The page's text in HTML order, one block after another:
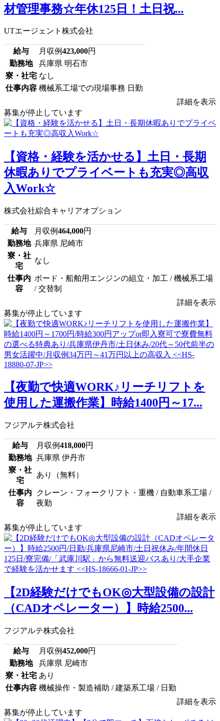
材管理事務☆年休125日！土日祝...
UTエージェント株式会社
給与 月収例423,000円
勤務地
兵庫県 明石市
寮・社宅 なし
仕事内容 機械系工場での現場事務 日勤
詳細を表示
募集が停止しています
【資格・経験を活かせる】土日・長期
休暇ありでプライベートも充実◎高収
入Work☆
株式会社綜合キャリアオプション
給与 月収例464,000円
勤務地 兵庫県 尼崎市
寮・社
宅
なし
仕事内
容
ボード・船舶用エンジンの組立・加工 / 機械系工場
/ 交替制
詳細を表示
募集が停止しています
【夜勤で快適WORK♪リーチリフトを
使用した運搬作業】時給1400円～17...
フジアルテ株式会社
給与 月収例418,000円
勤務地 兵庫県 伊丹市
寮・社
宅
あり（無料）
仕事内
容
クレーン・フォークリフト・重機 / 自動車系工場 /
夜勤
詳細を表示
募集が停止しています
【2D経験だけでもOK◎大型設備の設計
（CADオペレーター）】時給2500...
フジアルテ株式会社
給与 月収例452,000円
勤務地
兵庫県 尼崎市
寮・社宅 あり
仕事内容 機械操作・製造補助 / 建築系工場 / 日勤
詳細を表示
募集が停止しています